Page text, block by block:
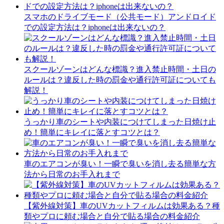
スマホのドライブモード（公共モード）アンドロイド
での設定方法は？iphoneは出来ないの？
スクールゾーンはどんな標識？進入禁止時間・土日の
ルールは？違反した時の罰金や通行許可証についても
解説！
うっかり車のシートや内装につけてしまった日焼け止
め！簡単にキレイに落とすコツとは？
車のエアコンが臭い！一瞬で臭いを消し去る簡単な方
法から日常のお手入れまで
【紫外線対策】車のUVカットフィルムは効果ある？種
類やプロに頼む場合と自分で貼る場合の料金紹介